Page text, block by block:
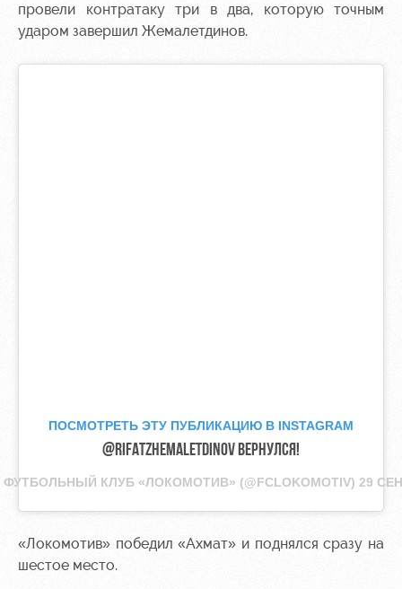
провели контратаку три в два, которую точным
ударом завершил Жемалетдинов.
ПОСМОТРЕТЬ ЭТУ ПУБЛИКАЦИЮ В INSTAGRAM
@RIFATZHEMALETDINOV ВЕРНУЛСЯ!
ФУТБОЛЬНЫЙ КЛУБ «ЛОКОМОТИВ» (@FCLOKOMOTIV) 29
«Локомотив» победил «Ахмат» и поднялся сразу на
шестое место.